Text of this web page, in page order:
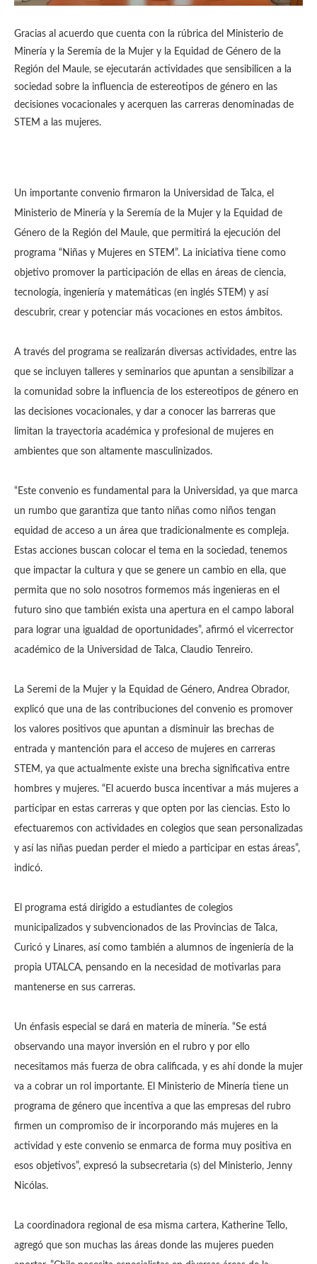
Gracias al acuerdo que cuenta con la rúbrica del Ministerio de
Minería y la Seremía de la Mujer y la Equidad de Género de la
Región del Maule, se ejecutarán actividades que sensibilicen a la
sociedad sobre la influencia de estereotipos de género en las
decisiones vocacionales y acerquen las carreras denominadas de
STEM a las mujeres.
Un importante convenio firmaron la Universidad de Talca, el
Ministerio de Minería y la Seremía de la Mujer y la Equidad de
Género de la Región del Maule, que permitirá la ejecución del
programa “Niñas y Mujeres en STEM”. La iniciativa tiene como
objetivo promover la participación de ellas en áreas de ciencia,
tecnología, ingeniería y matemáticas (en inglés STEM) y así
descubrir, crear y potenciar más vocaciones en estos ámbitos.
A través del programa se realizarán diversas actividades, entre las
que se incluyen talleres y seminarios que apuntan a sensibilizar a
la comunidad sobre la influencia de los estereotipos de género en
las decisiones vocacionales, y dar a conocer las barreras que
limitan la trayectoria académica y profesional de mujeres en
ambientes que son altamente masculinizados.
“Este convenio es fundamental para la Universidad, ya que marca
un rumbo que garantiza que tanto niñas como niños tengan
equidad de acceso a un área que tradicionalmente es compleja.
Estas acciones buscan colocar el tema en la sociedad, tenemos
que impactar la cultura y que se genere un cambio en ella, que
permita que no solo nosotros formemos más ingenieras en el
futuro sino que también exista una apertura en el campo laboral
para lograr una igualdad de oportunidades”, afirmó el vicerrector
académico de la Universidad de Talca, Claudio Tenreiro.
La Seremi de la Mujer y la Equidad de Género, Andrea Obrador,
explicó que una de las contribuciones del convenio es promover
los valores positivos que apuntan a disminuir las brechas de
entrada y mantención para el acceso de mujeres en carreras
STEM, ya que actualmente existe una brecha significativa entre
hombres y mujeres. “El acuerdo busca incentivar a más mujeres a
participar en estas carreras y que opten por las ciencias. Esto lo
efectuaremos con actividades en colegios que sean personalizadas
y así las niñas puedan perder el miedo a participar en estas áreas”,
indicó.
El programa está dirigido a estudiantes de colegios
municipalizados y subvencionados de las Provincias de Talca,
Curicó y Linares, así como también a alumnos de ingeniería de la
propia UTALCA, pensando en la necesidad de motivarlas para
mantenerse en sus carreras.
Un énfasis especial se dará en materia de minería. “Se está
observando una mayor inversión en el rubro y por ello
necesitamos más fuerza de obra calificada, y es ahí donde la mujer
va a cobrar un rol importante. El Ministerio de Minería tiene un
programa de género que incentiva a que las empresas del rubro
firmen un compromiso de ir incorporando más mujeres en la
actividad y este convenio se enmarca de forma muy positiva en
esos objetivos”, expresó la subsecretaria (s) del Ministerio, Jenny
Nicólas.
La coordinadora regional de esa misma cartera, Katherine Tello,
agregó que son muchas las áreas donde las mujeres pueden